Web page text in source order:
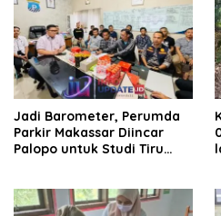
Jadi Barometer, Perumda
Parkir Makassar Diincar
Palopo untuk Studi Tiru